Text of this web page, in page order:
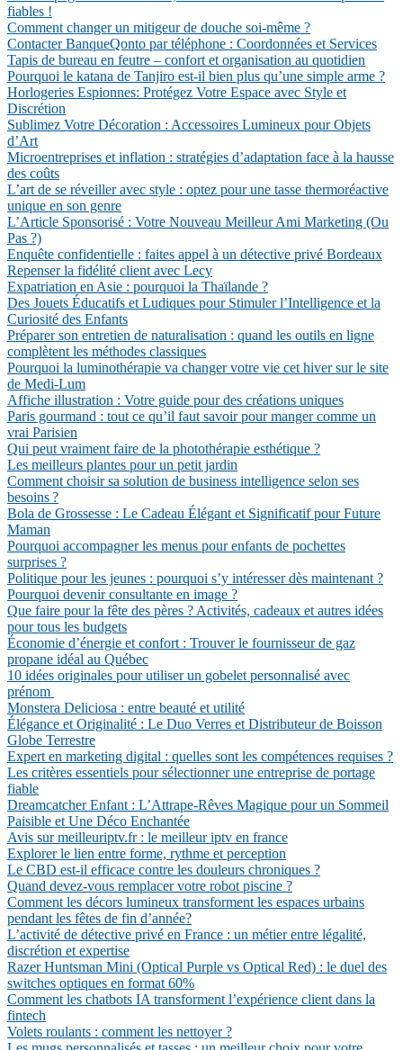
fiables !
Comment changer un mitigeur de douche soi-même ?
Contacter BanqueQonto par téléphone : Coordonnées et Services
Tapis de bureau en feutre – confort et organisation au quotidien
Pourquoi le katana de Tanjiro est-il bien plus qu’une simple arme ?
Horlogeries Espionnes: Protégez Votre Espace avec Style et
Discrétion
Sublimez Votre Décoration : Accessoires Lumineux pour Objets
d’Art
Microentreprises et inflation : stratégies d’adaptation face à la hausse
des coûts
L’art de se réveiller avec style : optez pour une tasse thermoréactive
unique en son genre
L’Article Sponsorisé : Votre Nouveau Meilleur Ami Marketing (Ou
Pas ?)
Enquête confidentielle : faites appel à un détective privé Bordeaux
Repenser la fidélité client avec Lecy
Expatriation en Asie : pourquoi la Thaïlande ?
Des Jouets Éducatifs et Ludiques pour Stimuler l’Intelligence et la
Curiosité des Enfants
Préparer son entretien de naturalisation : quand les outils en ligne
complètent les méthodes classiques
Pourquoi la luminothérapie va changer votre vie cet hiver sur le site
de Medi-Lum
Affiche illustration : Votre guide pour des créations uniques
Paris gourmand : tout ce qu’il faut savoir pour manger comme un
vrai Parisien
Qui peut vraiment faire de la photothérapie esthétique ?
Les meilleurs plantes pour un petit jardin
Comment choisir sa solution de business intelligence selon ses
besoins ?
Bola de Grossesse : Le Cadeau Élégant et Significatif pour Future
Maman
Pourquoi accompagner les menus pour enfants de pochettes
surprises ?
Politique pour les jeunes : pourquoi s’y intéresser dès maintenant ?
Pourquoi devenir consultante en image ?
Que faire pour la fête des pères ? Activités, cadeaux et autres idées
pour tous les budgets
Économie d’énergie et confort : Trouver le fournisseur de gaz
propane idéal au Québec
10 idées originales pour utiliser un gobelet personnalisé avec
prénom
Monstera Deliciosa : entre beauté et utilité
Élégance et Originalité : Le Duo Verres et Distributeur de Boisson
Globe Terrestre
Expert en marketing digital : quelles sont les compétences requises ?
Les critères essentiels pour sélectionner une entreprise de portage
fiable
Dreamcatcher Enfant : L’Attrape-Rêves Magique pour un Sommeil
Paisible et Une Déco Enchantée
Avis sur meilleuriptv.fr : le meilleur iptv en france
Explorer le lien entre forme, rythme et perception
Le CBD est-il efficace contre les douleurs chroniques ?
Quand devez-vous remplacer votre robot piscine ?
Comment les décors lumineux transforment les espaces urbains
pendant les fêtes de fin d’année?
L’activité de détective privé en France : un métier entre légalité,
discrétion et expertise
Razer Huntsman Mini (Optical Purple vs Optical Red) : le duel des
switches optiques en format 60%
Comment les chatbots IA transforment l’expérience client dans la
fintech
Volets roulants : comment les nettoyer ?